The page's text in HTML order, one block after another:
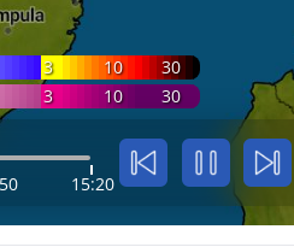
3 10
30
3 10
30
15:20